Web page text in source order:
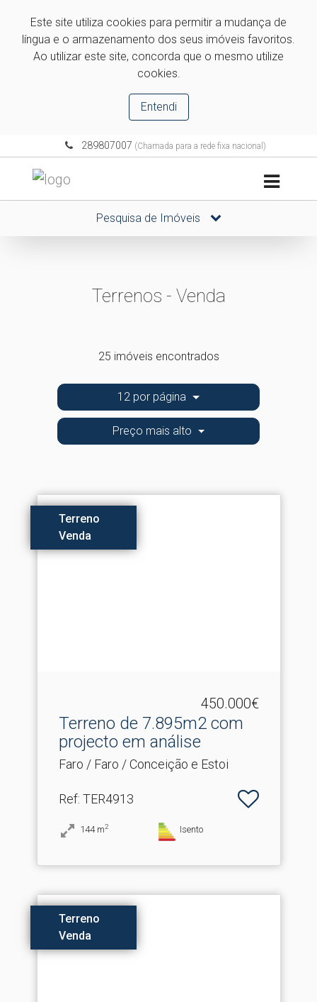
Este site utiliza cookies para permitir a mudança de
língua e o armazenamento dos seus imóveis favoritos.
Ao utilizar este site, concorda que o mesmo utilize
cookies.
Entendi
289807007 (Chamada para a rede fixa nacional)
Pesquisa de Imóveis
Terrenos - Venda
25 imóveis encontrados
12 por página
Preço mais alto
Terreno
Venda
450.000€
Terreno de 7.​895m2 com
projecto em análise
Faro / Faro / Conceição e Estoi
Ref: TER4913
144 m2 Isento
Terreno
Venda